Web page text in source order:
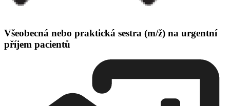
Všeobecná nebo praktická sestra (m/ž) na urgentní
příjem pacientů